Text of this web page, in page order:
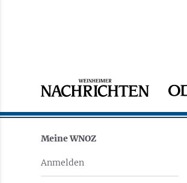
Meine WNOZ
Anmelden